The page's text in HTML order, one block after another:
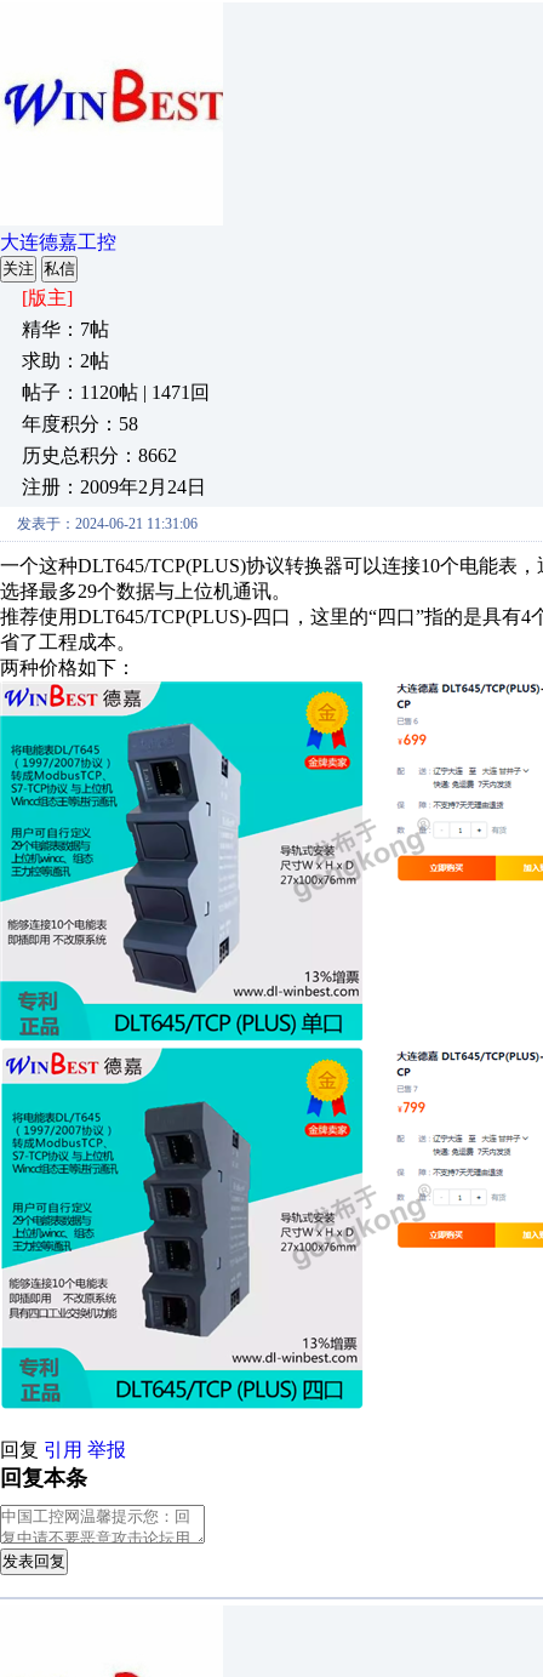
大连德嘉工控
关注 私信
[版主]
精华：7帖
求助：2帖
帖子：1120帖 | 1471回
年度积分：58
历史总积分：8662
注册：2009年2月24日
发表于：2024-06-21 11:31:06
一个这种DLT645/TCP(PLUS)协议转换器可以连接10个电能表
选择最多29个数据与上位机通讯。
推荐使用DLT645/TCP(PLUS)-四口，这里的“四口”指的是具
省了工程成本。
两种价格如下：
回复 引用 举报
回复本条
发表回复